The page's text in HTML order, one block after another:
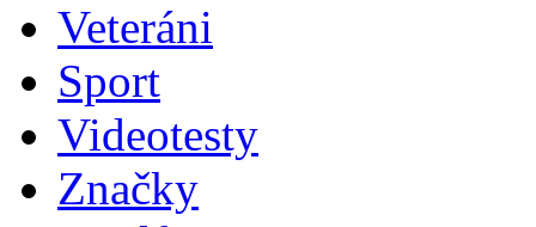
Veteráni
Sport
Videotesty
Značky